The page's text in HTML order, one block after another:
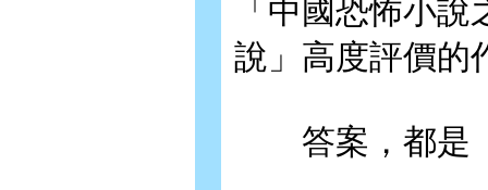
「中國恐怖小
說」高度評價的
答案，都是